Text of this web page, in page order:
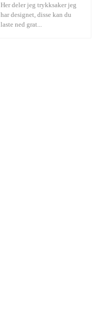
Her deler jeg trykksaker jeg
har designet, disse kan du
laste ned grat...